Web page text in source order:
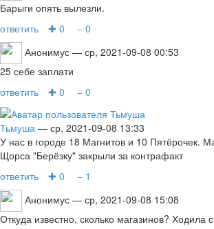
Барыги опять вылезли.
ответить
✚ 0
− 0
Анонимус — ср, 2021-09-08 00:53
25 себе заплати
ответить
✚ 0 − 0
Тьмуша — ср, 2021-09-08 13:33
У нас в городе 18 Магнитов и 10 Пятёрочек.
Щорса "Берёзку" закрыли за контрафакт
ответить
✚ 0
− 1
Анонимус — ср, 2021-09-08 15:08
Откуда известно, сколько магазинов? Ходила